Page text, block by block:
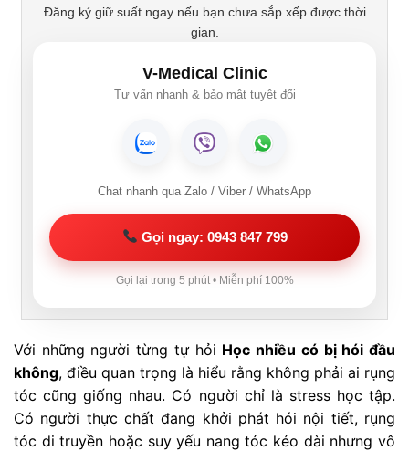
Đăng ký giữ suất ngay nếu bạn chưa sắp xếp được thời
gian.
V-Medical Clinic
Tư vấn nhanh & bảo mật tuyệt đối
Chat nhanh qua Zalo / Viber / WhatsApp
Gọi ngay: 0943 847 799
Gọi lại trong 5 phút • Miễn phí 100%
Với những người từng tự hỏi Học nhiều có bị hói đầu
không, điều quan trọng là hiểu rằng không phải ai rụng
tóc cũng giống nhau. Có người chỉ là stress học tập.
Có người thực chất đang khởi phát hói nội tiết, rụng
tóc di truyền hoặc suy yếu nang tóc kéo dài nhưng vô